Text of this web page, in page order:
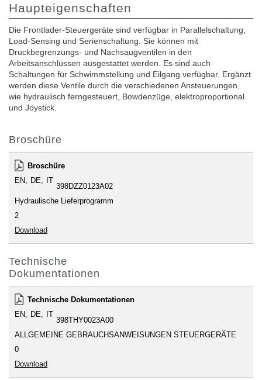
Haupteigenschaften
Die Frontlader-Steuergeräte sind verfügbar in Parallelschaltung,
Load-Sensing und Serienschaltung. Sie können mit
Druckbegrenzungs- und Nachsaugventilen in den
Arbeitsanschlüssen ausgestattet werden. Es sind auch
Schaltungen für Schwimmstellung und Eilgang verfügbar. Ergänzt
werden diese Ventile durch die verschiedenen Ansteuerungen,
wie hydraulisch ferngesteuert, Bowdenzüge, elektroproportional
und Joystick.
Broschüre
Broschüre
EN
DE IT
398DZZ0123A02
Hydraulische Lieferprogramm
2
Download
Technische
Dokumentationen
Technische Dokumentationen
EN
DE IT
398THY0023A00
ALLGEMEINE GEBRAUCHSANWEISUNGEN STEUERGERÄTE
0
Download